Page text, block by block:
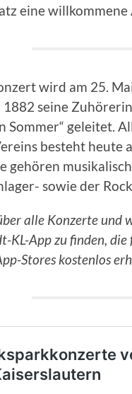
eine willkommene
wird am 25.
1882 seine
Sommer“ geleitet.
besteht heute
gehören
sowie der
alle Konzerte und
KL-App zu finden,
Stores kostenlos